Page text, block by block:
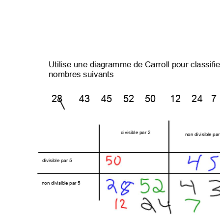
nombressuivants
284345525012247
divisiblepar2
divisiblepar5
nondivisiblepar5